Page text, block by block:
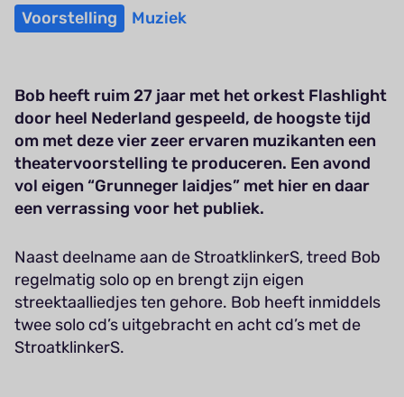
Voorstelling Muziek
Bob heeft ruim 27 jaar met het orkest Flashlight
door heel Nederland gespeeld, de hoogste tijd
om met deze vier zeer ervaren muzikanten een
theatervoorstelling te produceren. Een avond
vol eigen “Grunneger laidjes” met hier en daar
een verrassing voor het publiek.
Naast deelname aan de StroatklinkerS, treed Bob
regelmatig solo op en brengt zijn eigen
streektaalliedjes ten gehore. Bob heeft inmiddels
twee solo cd’s uitgebracht en acht cd’s met de
StroatklinkerS.